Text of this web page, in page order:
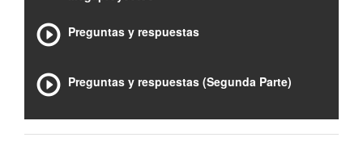
Preguntas y respuestas
Preguntas y respuestas (Segunda Parte)